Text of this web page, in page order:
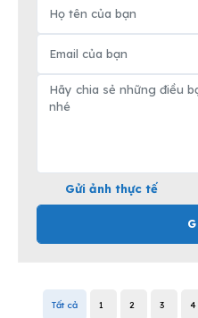
Gửi ảnh thực tế
Tất cả 1 2 3 4